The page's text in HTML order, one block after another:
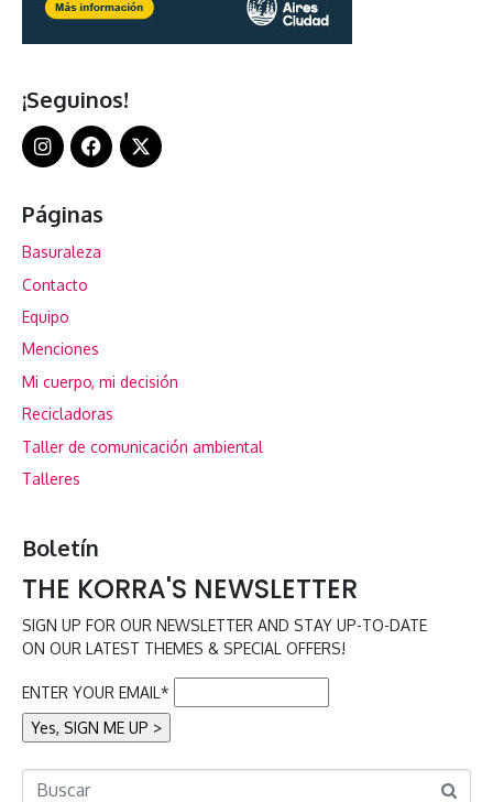
¡Seguinos!
Páginas
Basuraleza
Contacto
Equipo
Menciones
Mi cuerpo, mi decisión
Recicladoras
Taller de comunicación ambiental
Talleres
Boletín
THE KORRA'S NEWSLETTER
SIGN UP FOR OUR NEWSLETTER AND STAY UP-TO-DATE
ON OUR LATEST THEMES & SPECIAL OFFERS!
ENTER YOUR EMAIL*